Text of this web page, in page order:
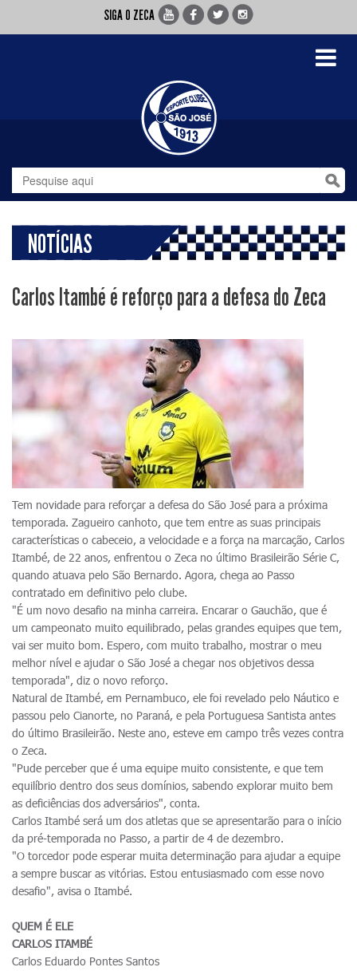
SIGA O ZECA
Toggle
NOTÍCIAS
Carlos Itambé é reforço para a defesa do Zeca
Tem novidade para reforçar a defesa do São José para a próxima
temporada. Zagueiro canhoto, que tem entre as suas principais
características o cabeceio, a velocidade e a força na marcação, Carlos
Itambé, de 22 anos, enfrentou o Zeca no último Brasileirão Série C,
quando atuava pelo São Bernardo. Agora, chega ao Passo
contratado em definitivo pelo clube.
"É um novo desafio na minha carreira. Encarar o Gauchão, que é
um campeonato muito equilibrado, pelas grandes equipes que tem,
vai ser muito bom. Espero, com muito trabalho, mostrar o meu
melhor nível e ajudar o São José a chegar nos objetivos dessa
temporada", diz o novo reforço.
Natural de Itambé, em Pernambuco, ele foi revelado pelo Náutico e
passou pelo Cianorte, no Paraná, e pela Portuguesa Santista antes
do último Brasileirão. Neste ano, esteve em campo três vezes contra
o Zeca.
"Pude perceber que é uma equipe muito consistente, e que tem
equilíbrio dentro dos seus domínios, sabendo explorar muito bem
as deficiências dos adversários", conta.
Carlos Itambé será um dos atletas que se apresentarão para o início
da pré-temporada no Passo, a partir de 4 de dezembro.
"O torcedor pode esperar muita determinação para ajudar a equipe
a sempre buscar as vitórias. Estou entusiasmado com esse novo
desafio", avisa o Itambé.
QUEM É ELE
CARLOS ITAMBÉ
Carlos Eduardo Pontes Santos